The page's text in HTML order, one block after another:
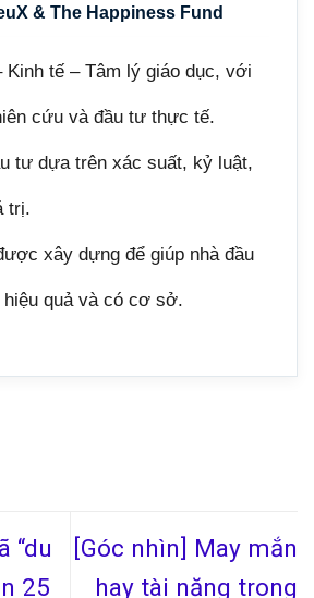
& The Happiness Fund
Kinh tế – Tâm lý giáo dục, với
cứu và đầu tư thực tế.
tư dựa trên xác suất, kỷ luật,
trị.
xây dựng để giúp nhà đầu
quả và có cơ sở.
“du
25
[Góc nhìn] May mắn
hay tài năng trong